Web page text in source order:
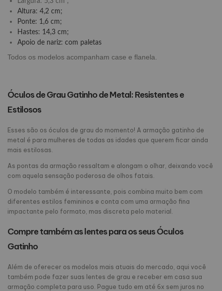
Altura: 4,2 cm;
Ponte: 1,6 cm;
Hastes: 14,3 cm;
Apoio de nariz: com paletas
Todos os modelos acompanham case e flanela.
Óculos de Grau Gatinho de Metal: Resistentes e
Estilosos
Esses são os óculos de grau do momento! A armação gatinho de
metal é para mulheres de todas as idades que querem ficar ainda
mais estilosas.
As pontas da armação ressaltam e alongam o olhar, deixando você
com aquela sensação poderosa de olhos fatais.
O modelo também é interessante, pois combina muito bem com
diferentes estilos femininos e conta com uma armação fina
impactante pelo formato, mas discreta pelo material.
Compre também as lentes para os seus Óculos
Gatinho
Além de oferecer os modelos mais atuais do mercado, aqui você
também pode fazer suas lentes de grau e receber em casa sua
armação completa para uso. Pague tudo em até 6x sem juros no